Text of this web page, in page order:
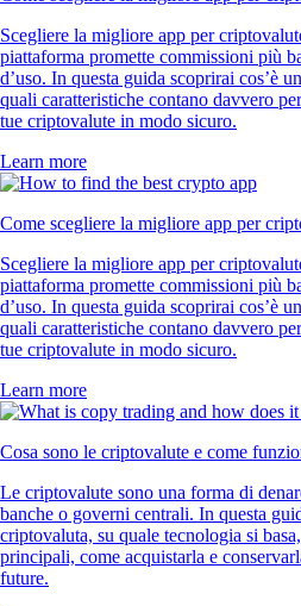
Scegliere la migliore app per
piattaforma promette commissioni più
d’uso. In questa guida scoprirai cos’è
quali caratteristiche contano davvero
tue criptovalute in modo sicuro.
Learn more
Come scegliere la migliore app per
Scegliere la migliore app per
piattaforma promette commissioni più
d’uso. In questa guida scoprirai cos’è
quali caratteristiche contano davvero
tue criptovalute in modo sicuro.
Learn more
Cosa sono le criptovalute e come
Le criptovalute sono una forma di
banche o governi centrali. In questa
criptovaluta, su quale tecnologia si
principali, come acquistarla e
future.